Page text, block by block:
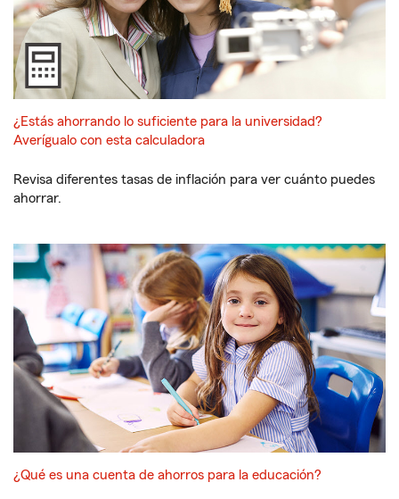
¿Estás ahorrando lo suficiente para la universidad?
Averígualo con esta calculadora
Revisa diferentes tasas de inflación para ver cuánto puedes
ahorrar.
¿Qué es una cuenta de ahorros para la educación?